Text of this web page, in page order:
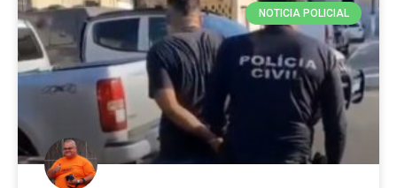
NOTICIA POLICIAL